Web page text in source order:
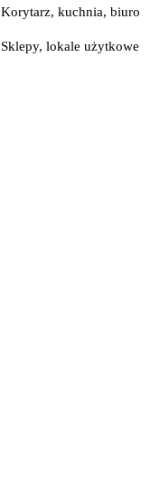
Korytarz, kuchnia, biuro
Sklepy, lokale użytkowe